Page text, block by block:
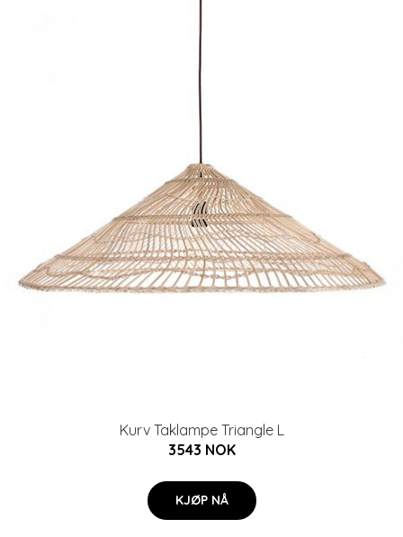
Kurv Taklampe Triangle L
3543 NOK
KJØP NÅ